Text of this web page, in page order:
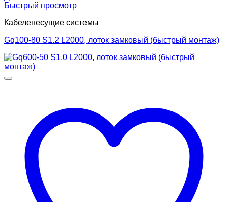
Быстрый просмотр
Кабеленесущие системы
Gq100-80 S1.2 L2000, лоток замковый (быстрый монтаж)